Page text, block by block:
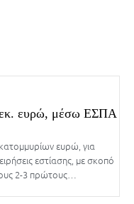
εκ. ευρώ, μέσω ΕΣΠΑ
ευρώ, για
εστίασης, με σκοπό
2-3 πρώτους…